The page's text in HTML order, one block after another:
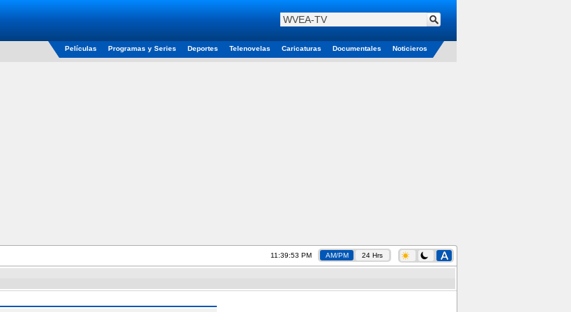
Películas Programas y Series Deportes Telenovelas Caricaturas Documentales Noticieros
11:39:53 PM AM/PM 24 Hrs